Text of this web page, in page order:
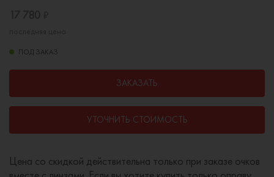
ПОД ЗАКАЗ
ЗАКАЗАТЬ
УТОЧНИТЬ СТОИМОСТЬ
Цена со скидкой действительна только при заказе очков